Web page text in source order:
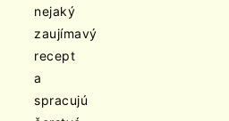
nejaký
zaujímavý
recept
a
spracujú